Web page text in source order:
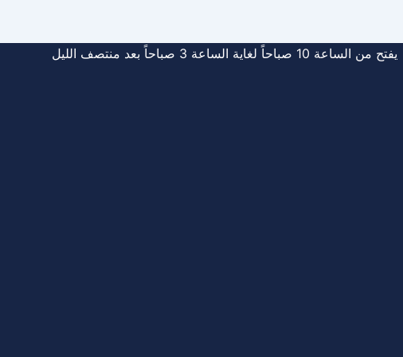
يفتح من الساعة 10 صباحاً لغاية الساعة 3 صباحاً بعد منتصف الليل